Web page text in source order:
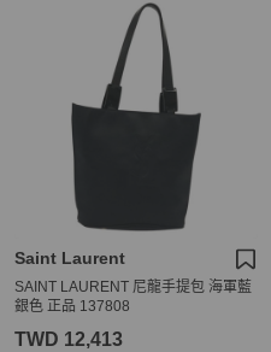
Saint Laurent
SAINT LAURENT 尼龍手提包 海軍藍
銀色 正品 137808
TWD 12,413